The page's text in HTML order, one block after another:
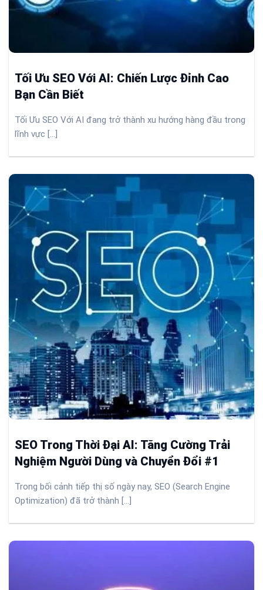
Tối Ưu SEO Với AI: Chiến Lược Đỉnh Cao
Bạn Cần Biết
Tối Ưu SEO Với AI đang trở thành xu hướng hàng đầu trong
lĩnh vực [...]
SEO Trong Thời Đại AI: Tăng Cường Trải
Nghiệm Người Dùng và Chuyển Đổi #1
Trong bối cảnh tiếp thị số ngày nay, SEO (Search Engine
Optimization) đã trở thành [...]